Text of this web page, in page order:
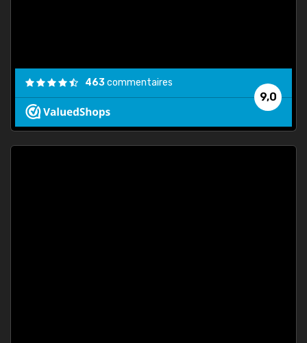
9,0
463commentaires